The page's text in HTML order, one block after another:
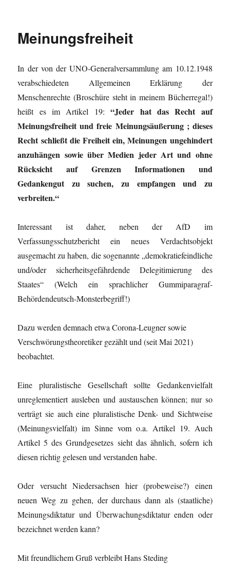
Meinungsfreiheit
In der von der UNO-Generalversammlung am 10.12.1948
verabschiedeten Allgemeinen Erklärung der
Menschenrechte (Broschüre steht in meinem Bücherregal!)
heißt es im Artikel 19:“Jeder hat das Recht auf
Meinungsfreiheit und freie Meinungsäußerung ; dieses
Recht schließt die Freiheit ein, Meinungen ungehindert
anzuhängen sowie über Medien jeder Art und ohne
Rücksicht auf Grenzen Informationen und
Gedankengut zu suchen, zu empfangen und zu
verbreiten.“
Interessant ist daher, neben der AfD im
Verfassungsschutzbericht ein neues Verdachtsobjekt
ausgemacht zu haben, die sogenannte „demokratiefeindliche
und/oder sicherheitsgefährdende Delegitimierung des
Staates“ (Welch ein sprachlicher Gummiparagraf-
Behördendeutsch-Monsterbegriff!)
Dazu werden demnach etwa Corona-Leugner sowie
Verschwörungstheoretiker gezählt und (seit Mai 2021)
beobachtet.
Eine pluralistische Gesellschaft sollte Gedankenvielfalt
unreglementiert ausleben und austauschen können; nur so
verträgt sie auch eine pluralistische Denk- und Sichtweise
(Meinungsvielfalt) im Sinne vom o.a. Artikel 19. Auch
Artikel 5 des Grundgesetzes sieht das ähnlich, sofern ich
diesen richtig gelesen und verstanden habe.
Oder versucht Niedersachsen hier (probeweise?) einen
neuen Weg zu gehen, der durchaus dann als (staatliche)
Meinungsdiktatur und Überwachungsdiktatur enden oder
bezeichnet werden kann?
Mit freundlichem Gruß verbleibt Hans Steding